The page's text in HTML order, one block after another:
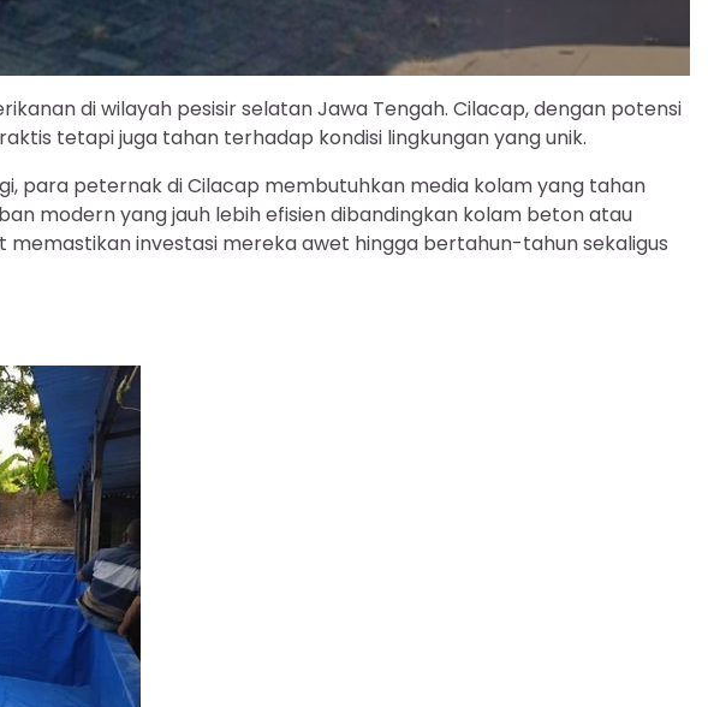
di wilayah pesisir selatan Jawa Tengah. Cilacap, dengan potensi
tetapi juga tahan terhadap kondisi lingkungan yang unik.
para peternak di Cilacap membutuhkan media kolam yang tahan
modern yang jauh lebih efisien dibandingkan kolam beton atau
investasi mereka awet hingga bertahun-tahun sekaligus